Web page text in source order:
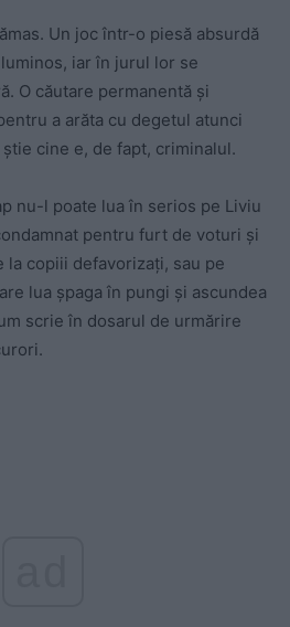
Un joc într-o piesă absurdă
iar în jurul lor se
O căutare permanentă și
a arăta cu degetul atunci
cine e, de fapt, criminalul.
nu-l poate lua în serios pe Liviu
pentru furt de voturi și
copiii defavorizați, sau pe
lua șpaga în pungi și ascundea
scrie în dosarul de urmărire